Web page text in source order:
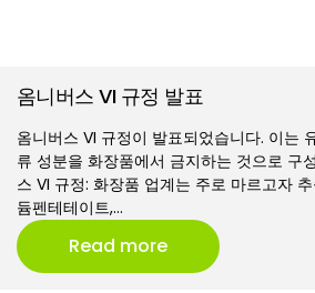
옴니버스 VI 규정 발표
옴니버스 VI 규정이 발표되었습니다. 이는
류 성분을 화장품에서 금지하는 것으로 구
스 VI 규정: 화장품 업계는 주로 마르고자
듐펜테테이트,…
Read more